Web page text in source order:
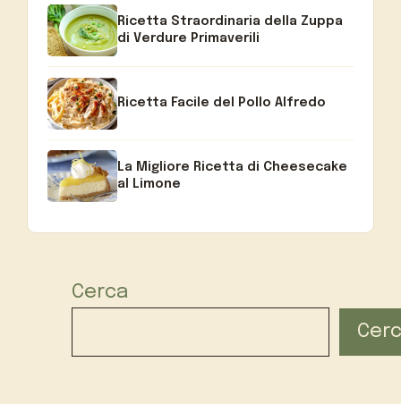
Ricetta Straordinaria della Zuppa
di Verdure Primaverili
Ricetta Facile del Pollo Alfredo
La Migliore Ricetta di Cheesecake
al Limone
Cerca